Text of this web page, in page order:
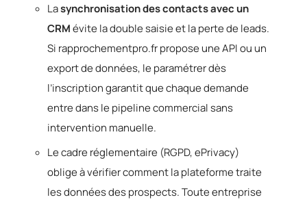
Lasynchronisation des contacts avec un
CRMévite la double saisie et la perte de leads.
Si rapprochementpro.fr propose une API ou un
export de données, le paramétrer dès
l’inscription garantit que chaque demande
entre dans le pipeline commercial sans
intervention manuelle.
Le cadre réglementaire (RGPD, ePrivacy)
oblige à vérifier comment la plateforme traite
les données des prospects. Toute entreprise